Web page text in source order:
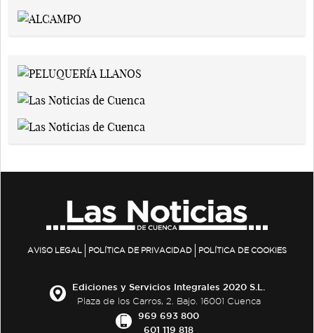
AVISO LEGAL POLÍTICA DE PRIVACIDAD POLÍTICA DE COOKIES
Ediciones y Servicios Integrales 2020 S.L.
Plaza de los Carros, 2. Bajo. 16001 Cuenca
969 693 800
601 119 818